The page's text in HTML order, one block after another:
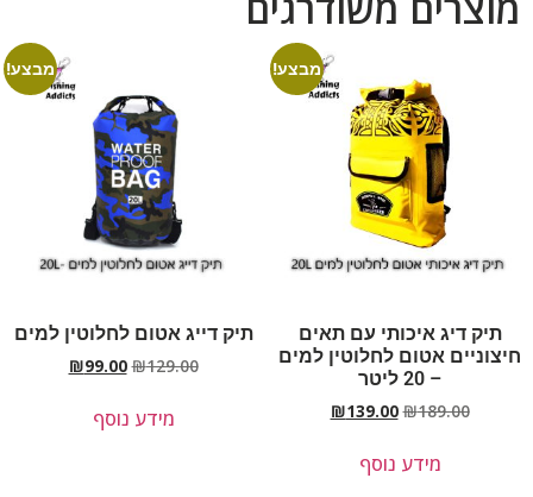
מבצע!
תיק דיג איכותי עם תאים
חיצוניים אטום לחלוטין למים
– 20 ליטר
₪189.00
₪139.00
מידע נוסף
מבצע!
תיק דייג אטום לחלוטין למים
₪129.00
₪99.00
מידע נוסף